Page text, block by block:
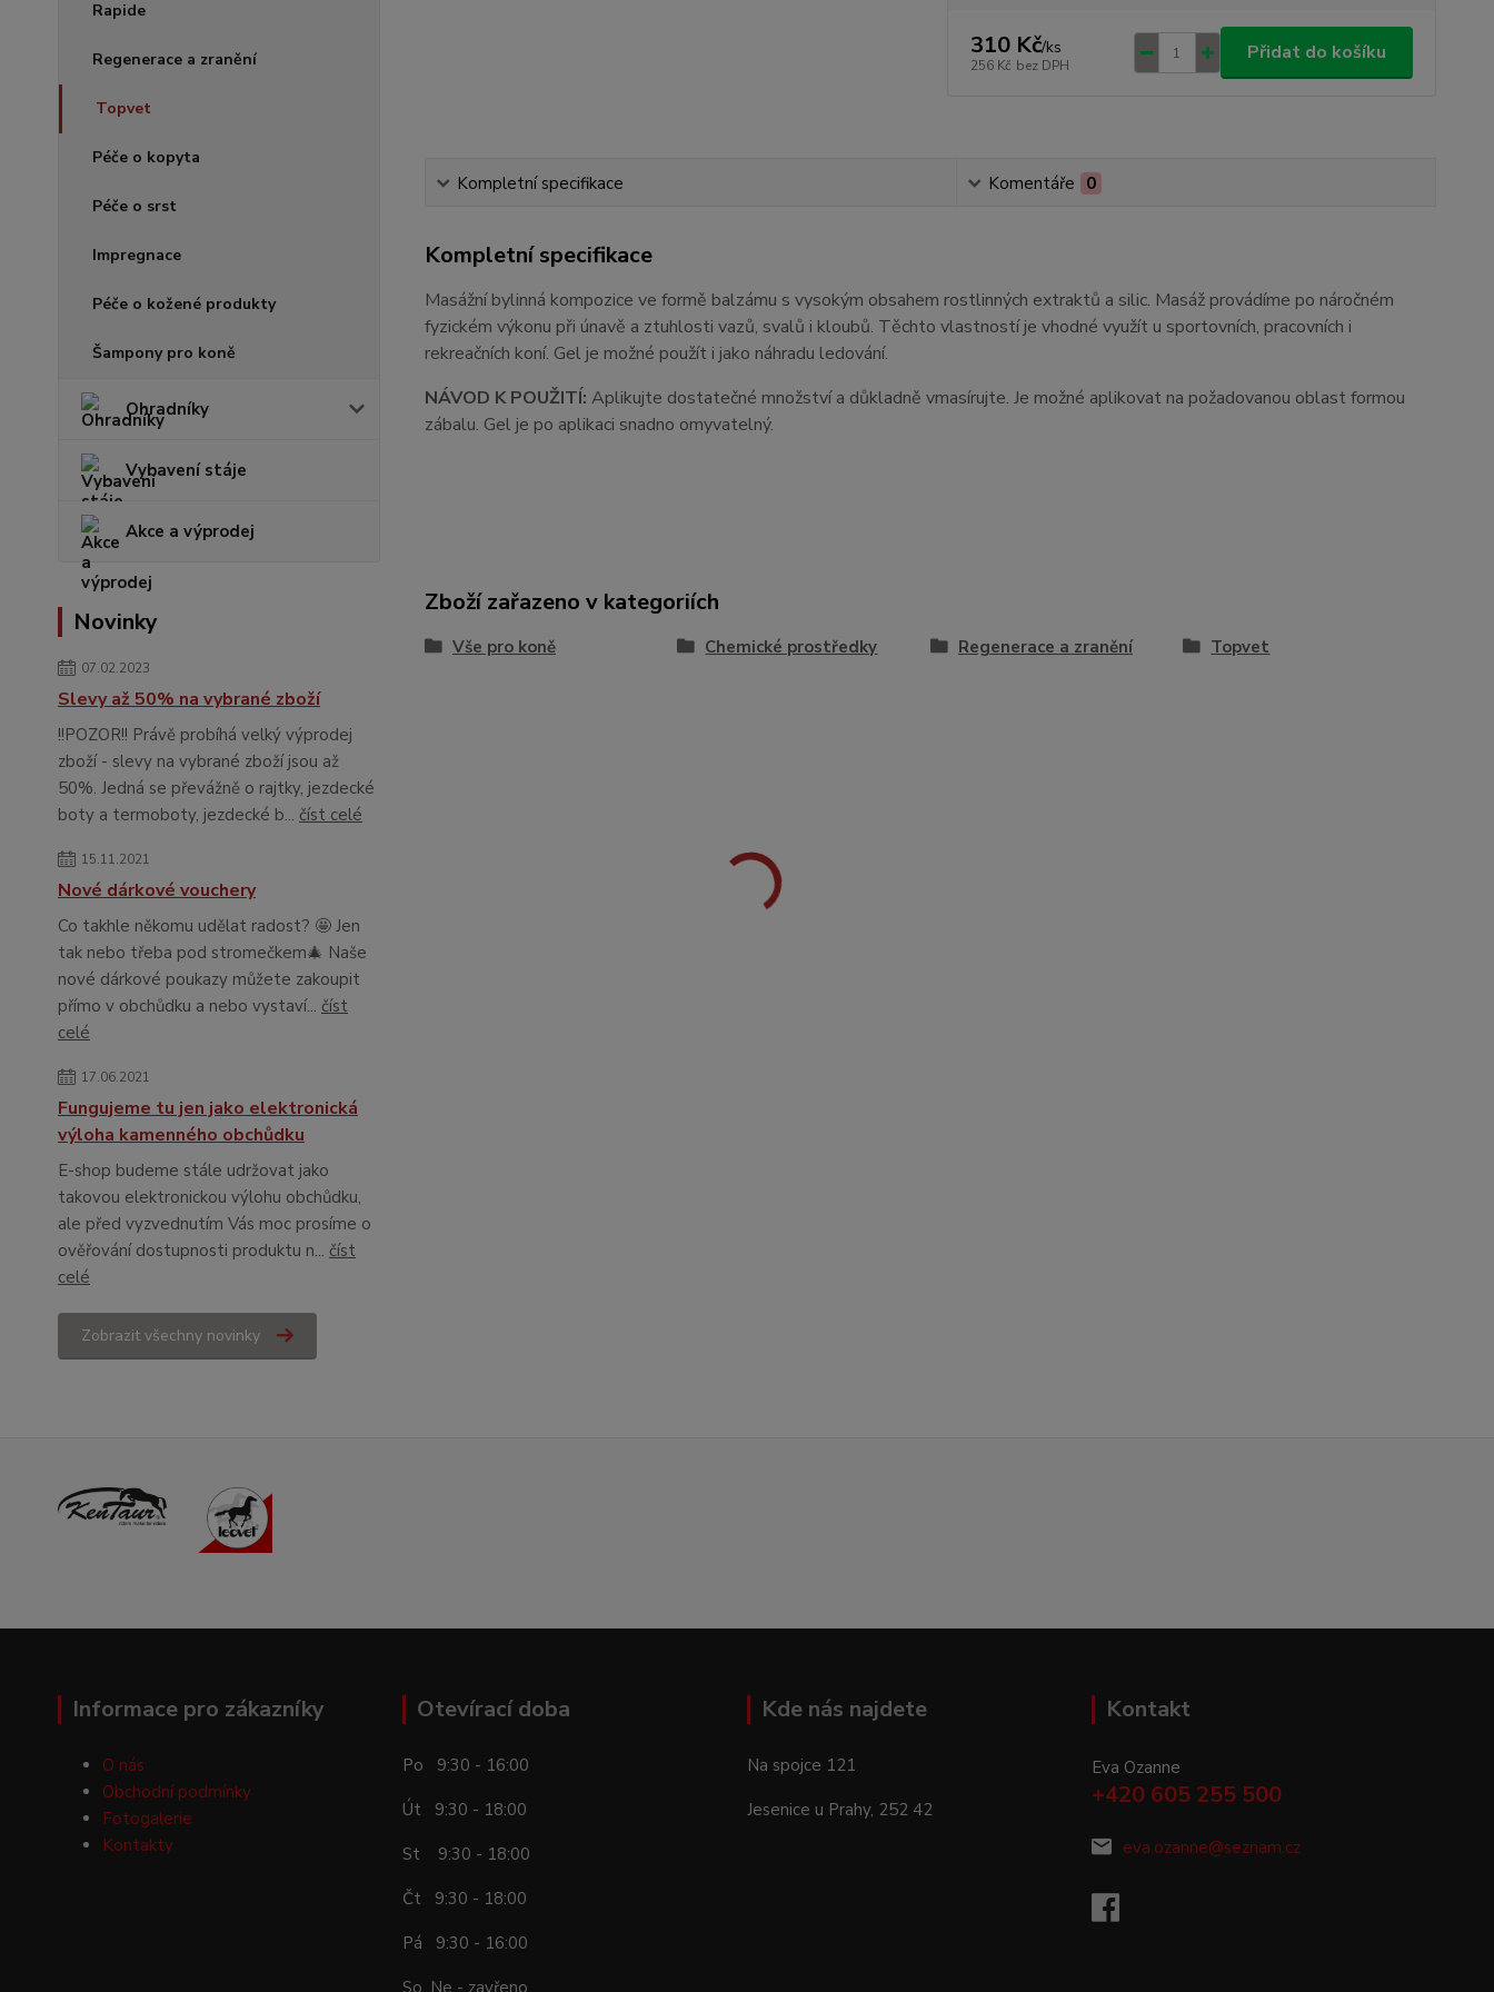
Rapide
Regenerace a zranění
Topvet
Péče o kopyta
Péče o srst
Impregnace
Péče o kožené produkty
Šampony pro koně
Ohradníky
Vybavení stáje
Akce a výprodej
Novinky
07.02.2023
Slevy až 50% na vybrané zboží
!!POZOR!! Právě probíhá velký výprodej
zboží - slevy na vybrané zboží jsou až
50%. Jedná se převážně o rajtky, jezdecké
boty a termoboty, jezdecké b... číst celé
15.11.2021
Nové dárkové vouchery
Co takhle někomu udělat radost? 🤩 Jen
tak nebo třeba pod stromečkem🎄 Naše
nové dárkové poukazy můžete zakoupit
přímo v obchůdku a nebo vystaví... číst
celé
17.06.2021
Fungujeme tu jen jako elektronická
výloha kamenného obchůdku
E-shop budeme stále udržovat jako
takovou elektronickou výlohu obchůdku,
ale před vyzvednutím Vás moc prosíme o
ověřování dostupnosti produktu n... číst
celé
Zobrazit všechny novinky
310 Kč/ks
256 Kč bez DPH
Přidat do košíku
Kompletní specifikace Komentáře 0
Kompletní specifikace
Masážní bylinná kompozice ve formě balzámu s vysokým obsahem rostlinných extraktů a silic. Masáž provádíme po náročném
fyzickém výkonu při únavě a ztuhlosti vazů, svalů i kloubů. Těchto vlastností je vhodné využít u sportovních, pracovních i
rekreačních koní. Gel je možné použít i jako náhradu ledování.
NÁVOD K POUŽITÍ: Aplikujte dostatečné množství a důkladně vmasírujte. Je možné aplikovat na požadovanou oblast formou
zábalu. Gel je po aplikaci snadno omyvatelný.
Zboží zařazeno v kategoriích
Vše pro koně Chemické prostředky Regenerace a zranění Topvet
Informace pro zákazníky
O nás
Obchodní podmínky
Fotogalerie
Kontakty
Otevírací doba
Po 9:30 - 16:00
Út 9:30 - 18:00
St 9:30 - 18:00
Čt 9:30 - 18:00
Pá 9:30 - 16:00
Kde nás najdete
Na spojce 121
Jesenice u Prahy, 252 42
Kontakt
Eva Ozanne
+420 605 255 500
eva.ozanne@seznam.cz